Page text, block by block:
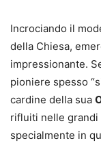
Incrociando il
della Chiesa,
impressionante.
pioniere spesso
cardine della sua
rifluiti nelle grandi
specialmente in